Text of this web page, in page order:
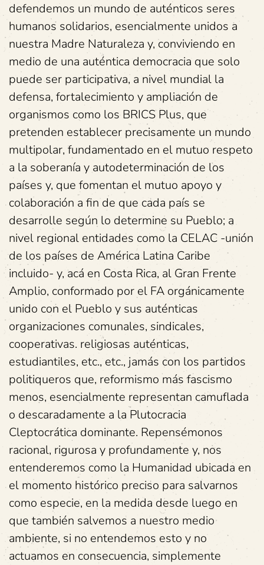
defendemos un mundo de auténticos seres
humanos solidarios, esencialmente unidos a
nuestra Madre Naturaleza y, conviviendo en
medio de una auténtica democracia que solo
puede ser participativa, a nivel mundial la
defensa, fortalecimiento y ampliación de
organismos como los BRICS Plus, que
pretenden establecer precisamente un mundo
multipolar, fundamentado en el mutuo respeto
a la soberanía y autodeterminación de los
países y, que fomentan el mutuo apoyo y
colaboración a fin de que cada país se
desarrolle según lo determine su Pueblo; a
nivel regional entidades como la CELAC -unión
de los países de América Latina Caribe
incluido- y, acá en Costa Rica, al Gran Frente
Amplio, conformado por el FA orgánicamente
unido con el Pueblo y sus auténticas
organizaciones comunales, sindicales,
cooperativas. religiosas auténticas,
estudiantiles, etc., etc., jamás con los partidos
politiqueros que, reformismo más fascismo
menos, esencialmente representan camuflada
o descaradamente a la Plutocracia
Cleptocrática dominante. Repensémonos
racional, rigurosa y profundamente y, nos
entenderemos como la Humanidad ubicada en
el momento histórico preciso para salvarnos
como especie, en la medida desde luego en
que también salvemos a nuestro medio
ambiente, si no entendemos esto y no
actuamos en consecuencia, simplemente